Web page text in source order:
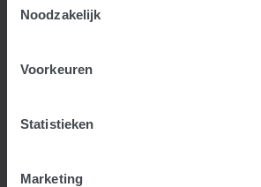
Noodzakelijk
Voorkeuren
Statistieken
Marketing
Juridische veranderingen bij
Lees meer >